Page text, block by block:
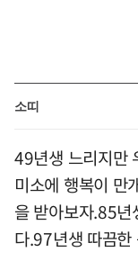
소띠
49년생 느리지만
미소에 행복이 만
을 받아보자.85년
다.97년생 따끔한